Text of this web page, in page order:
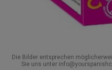
Die Bilder entsprechen
Sie uns unter